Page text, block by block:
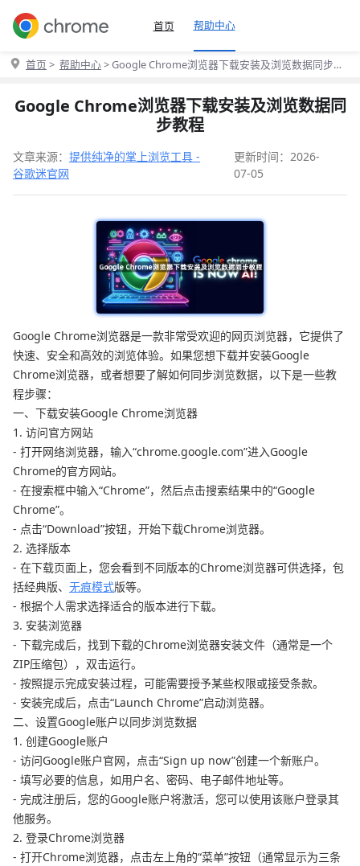
首页 帮助中心
首页 > 帮助中心> Google Chrome浏览器下载安装及浏览数据同步教
Google Chrome浏览器下载安装及浏览数据同
步教程
文章来源： 提供纯净的掌上浏览工具 -
谷歌迷官网
更新时间：2026-
07-05
Google Chrome浏览器是一款非常受欢迎的网页浏览器，它提供了
快速、安全和高效的浏览体验。如果您想下载并安装Google
Chrome浏览器，或者想要了解如何同步浏览数据，以下是一些教
程步骤：
一、下载安装Google Chrome浏览器
1. 访问官方网站
- 打开网络浏览器，输入“chrome.google.com”进入Google
Chrome的官方网站。
- 在搜索框中输入“Chrome”，然后点击搜索结果中的“Google
Chrome”。
- 点击“Download”按钮，开始下载Chrome浏览器。
2. 选择版本
- 在下载页面上，您会看到不同版本的Chrome浏览器可供选择，包
括经典版、 无痕模式版等。
- 根据个人需求选择适合的版本进行下载。
3. 安装浏览器
- 下载完成后，找到下载的Chrome浏览器安装文件（通常是一个
ZIP压缩包），双击运行。
- 按照提示完成安装过程，可能需要授予某些权限或接受条款。
- 安装完成后，点击“Launch Chrome”启动浏览器。
二、设置Google账户以同步浏览数据
1. 创建Google账户
- 访问Google账户官网，点击“Sign up now”创建一个新账户。
- 填写必要的信息，如用户名、密码、电子邮件地址等。
- 完成注册后，您的Google账户将激活，您可以使用该账户登录其
他服务。
2. 登录Chrome浏览器
- 打开Chrome浏览器，点击左上角的“菜单”按钮（通常显示为三条